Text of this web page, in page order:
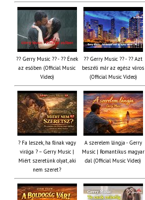
?? Gerry Music ?? - ?? Ének
az esőben (Official Music
Video)
?? Gerry Music ?? - ?? Azt
beszéli már az egész város
(Official Music Video)
? Fa leszek, ha fának vagy
virága ? – Gerry Music |
Miért szeretünk olyat, aki
nem szeret?
A szerelem lángja - Gerry
Music | Romantikus magyar
dal (Official Music Video)